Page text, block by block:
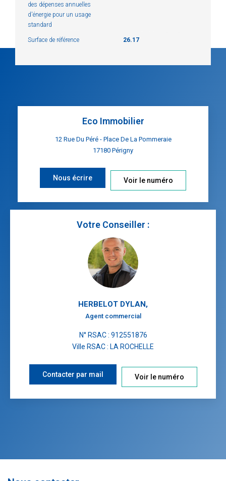
des dépenses annuelles
d'énergie pour un usage
standard
Surface de référence 26.17
Eco Immobilier
12 Rue Du Péré - Place De La Pommeraie
17180 Périgny
Nous écrire Voir le numéro
Votre Conseiller :
HERBELOT DYLAN,
Agent commercial
N° RSAC : 912551876
Ville RSAC : LA ROCHELLE
Contacter par mail Voir le numéro